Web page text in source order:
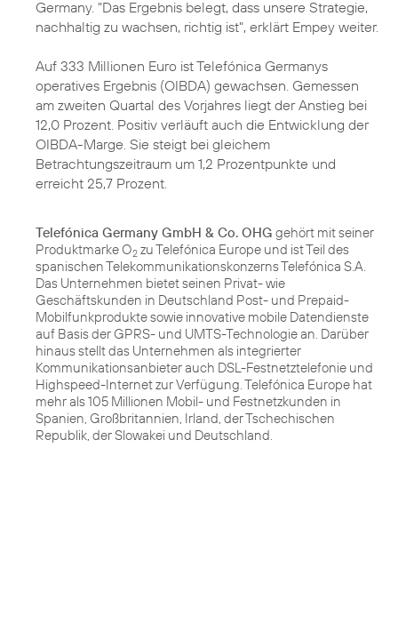
Germany. "Das Ergebnis belegt, dass unsere Strategie,
nachhaltig zu wachsen, richtig ist", erklärt Empey weiter.
Auf 333 Millionen Euro ist Telefónica Germanys
operatives Ergebnis (OIBDA) gewachsen. Gemessen
am zweiten Quartal des Vorjahres liegt der Anstieg bei
12,0 Prozent. Positiv verläuft auch die Entwicklung der
OIBDA-Marge. Sie steigt bei gleichem
Betrachtungszeitraum um 1,2 Prozentpunkte und
erreicht 25,7 Prozent.
Telefónica Germany GmbH & Co. OHG gehört mit seiner
Produktmarke O2 zu Telefónica Europe und ist Teil des
spanischen Telekommunikationskonzerns Telefónica S.A.
Das Unternehmen bietet seinen Privat- wie
Geschäftskunden in Deutschland Post- und Prepaid-
Mobilfunkprodukte sowie innovative mobile Datendienste
auf Basis der GPRS- und UMTS-Technologie an. Darüber
hinaus stellt das Unternehmen als integrierter
Kommunikationsanbieter auch DSL-Festnetztelefonie und
Highspeed-Internet zur Verfügung. Telefónica Europe hat
mehr als 105 Millionen Mobil- und Festnetzkunden in
Spanien, Großbritannien, Irland, der Tschechischen
Republik, der Slowakei und Deutschland.